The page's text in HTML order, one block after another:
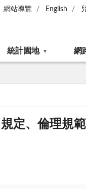
網站導覽 English
統計園地 網
定、倫理規